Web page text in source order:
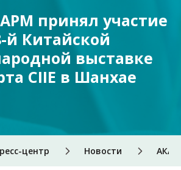
центр Новости
принял участие
й Китайской
выставке
CIIE в Шанхае